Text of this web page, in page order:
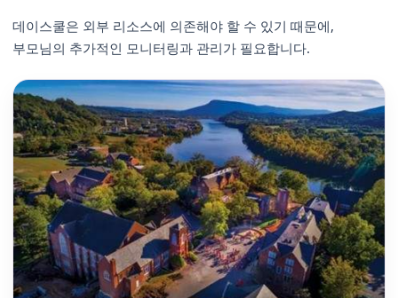
데이스쿨은 외부 리소스에 의존해야 할 수 있기 때문에,
부모님의 추가적인 모니터링과 관리가 필요합니다.